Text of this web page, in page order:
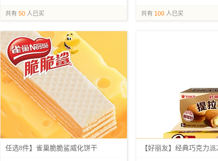
共有 50 人已买 共有 100 人已买
任选8件】雀巢脆脆鲨威化饼干 【好丽友】经典巧克力派